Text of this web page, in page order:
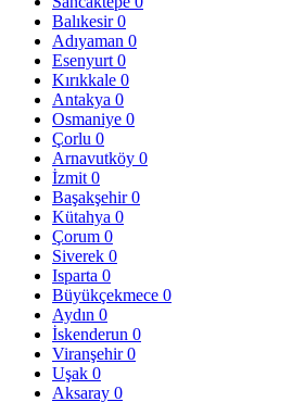
Balıkesir0
Adıyaman 0
Esenyurt 0
Kırıkkale 0
Antakya 0
Osmaniye 0
Çorlu 0
Arnavutköy 0
İzmit 0
Başakşehir0
Kütahya 0
Çorum 0
Siverek 0
Isparta 0
Büyükçekmece 0
Aydın 0
İskenderun 0
Viranşehir0
Uşak 0
Aksaray 0